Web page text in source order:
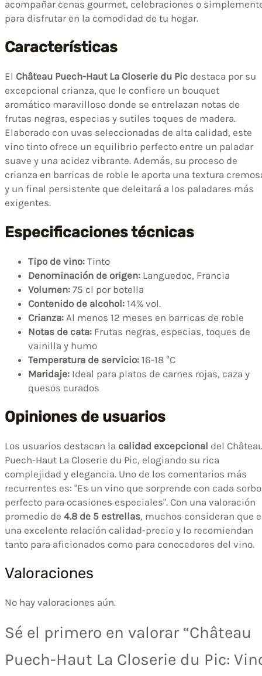
acompañar cenas gourmet, celebraciones o
para disfrutar en la comodidad de tu hogar.
Características
El Château Puech-Haut La Closerie du Pic destaca por su
excepcional crianza, que le confiere un bouquet
aromático maravilloso donde se entrelazan notas de
frutas negras, especias y sutiles toques de madera.
Elaborado con uvas seleccionadas de alta calidad, este
vino tinto ofrece un equilibrio perfecto entre un paladar
suave y una acidez vibrante. Además, su proceso de
crianza en barricas de roble le aporta una textura
y un final persistente que deleitará a los paladares más
exigentes.
Especificaciones técnicas
Tipo de vino: Tinto
Denominación de origen: Languedoc, Francia
Volumen: 75 cl por botella
Contenido de alcohol: 14% vol.
Crianza: Al menos 12 meses en barricas de roble
Notas de cata: Frutas negras, especias, toques de
vainilla y humo
Temperatura de servicio: 16-18 °C
Maridaje: Ideal para platos de carnes rojas, caza y
quesos curados
Opiniones de usuarios
Los usuarios destacan la calidad excepcional del
Puech-Haut La Closerie du Pic, elogiando su rica
complejidad y elegancia. Uno de los comentarios más
recurrentes es: "Es un vino que sorprende con cada
perfecto para ocasiones especiales". Con una valoración
promedio de 4.8 de 5 estrellas, muchos consideran que
una excelente relación calidad-precio y lo recomiendan
tanto para aficionados como para conocedores del vino.
Valoraciones
No hay valoraciones aún.
Sé el primero en valorar “Château
Puech-Haut La Closerie du Pic: